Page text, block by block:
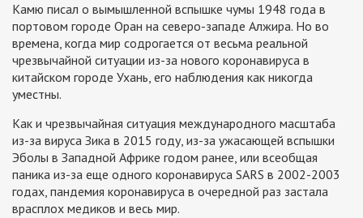
Камю писал о вымышленной вспышке чумы 1948 года в
портовом городе Оран на северо-западе Алжира. Но во
времена, когда мир содрогается от весьма реальной
чрезвычайной ситуации из-за нового коронавируса в
китайском городе Ухань, его наблюдения как никогда
уместны.
Как и чрезвычайная ситуация международного масштаба
из-за вируса Зика в 2015 году, из-за ужасающей вспышки
Эболы в Западной Африке годом ранее, или всеобщая
паника из-за еще одного коронавируса SARS в 2002-2003
годах, пандемия коронавируса в очередной раз застала
врасплох медиков и весь мир.